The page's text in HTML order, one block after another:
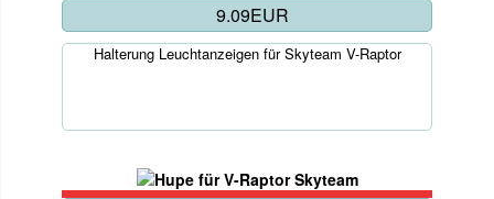
9.09EUR
Halterung Leuchtanzeigen für Skyteam V-Raptor